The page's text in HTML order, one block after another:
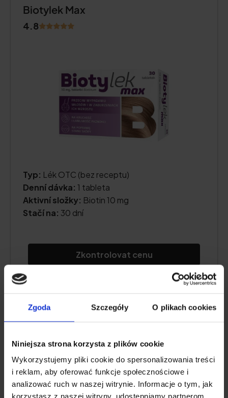
Zgoda Szczegóły O plikach cookies
Niniejsza strona korzysta z plików cookie
Wykorzystujemy pliki cookie do spersonalizowania treści
i reklam, aby oferować funkcje społecznościowe i
analizować ruch w naszej witrynie. Informacje o tym, jak
korzystasz z naszej witryny, udostępniamy partnerom
Biotylek Max
4.8
Typ: Lék OTC (bez receptu)
Denní dávka: 1 tableta
Aktivní složky: Biotin 10 mg
Stačí na: 30 dní
Zkontrolovat cenu
Popis produktu
Biotin Multi Max